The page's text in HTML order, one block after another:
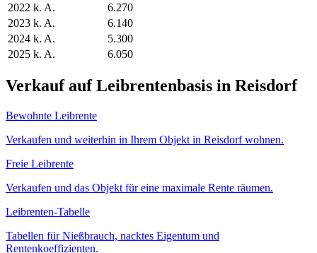
2022 k. A.
6.270
2023 k. A.
6.140
2024 k. A.
5.300
2025 k. A. 6.050
Verkauf auf Leibrentenbasis in Reisdorf
Bewohnte Leibrente
Verkaufen und weiterhin in Ihrem Objekt in Reisdorf wohnen.
Freie Leibrente
Verkaufen und das Objekt für eine maximale Rente räumen.
Leibrenten-Tabelle
Tabellen für Nießbrauch, nacktes Eigentum und
Rentenkoeffizienten.